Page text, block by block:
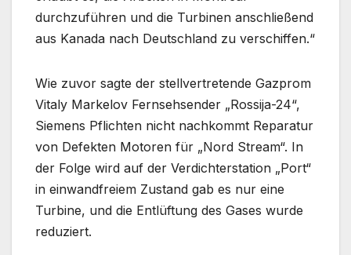
durchzuführen und die Turbinen anschließend
aus Kanada nach Deutschland zu verschiffen.“
Wie zuvor sagte der stellvertretende Gazprom
Vitaly Markelov Fernsehsender „Rossija-24“,
Siemens Pflichten nicht nachkommt Reparatur
von Defekten Motoren für „Nord Stream“. In
der Folge wird auf der Verdichterstation „Port“
in einwandfreiem Zustand gab es nur eine
Turbine, und die Entlüftung des Gases wurde
reduziert.